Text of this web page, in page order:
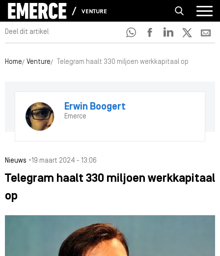
VENTURE
Deel dit artikel
Home Venture Telegram haalt 330 miljoen werkkapitaal op
Erwin Boogert
Emerce
Nieuws -19 maart 2024 - 13:06
Telegram haalt 330 miljoen werkkapitaal
op